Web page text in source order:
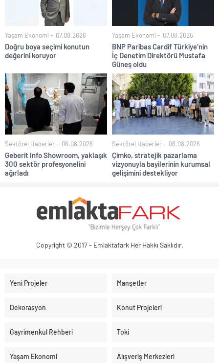
Yaşam Ekonomi 07.08.2026
Doğru boya seçimi konutun
değerini koruyor
Yaşam Ekonomi 07.08.2026
BNP Paribas Cardif Türkiye’nin
İç Denetim Direktörü Mustafa
Güneş oldu
Sektörel Haberler 06.08.2026
Geberit Info Showroom, yaklaşık
300 sektör profesyonelini
ağırladı
Sektörel Haberler 06.08.2026
Çimko, stratejik pazarlama
vizyonuyla bayilerinin kurumsal
gelişimini destekliyor
Copyright © 2017 - Emlaktafark Her Hakkı Saklıdır.
Yeni Projeler Manşetler
Dekorasyon Konut Projeleri
Gayrimenkul Rehberi Toki
Yaşam Ekonomi Alışveriş Merkezleri